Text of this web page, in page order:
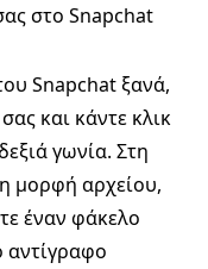
στο Snapchat
Snapchat ξανά,
και κάντε κλικ
γωνία. Στη
μορφή αρχείου,
έναν φάκελο
αντίγραφο